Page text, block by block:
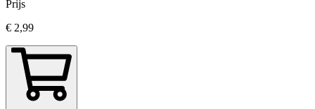
Prijs
€ 2,99